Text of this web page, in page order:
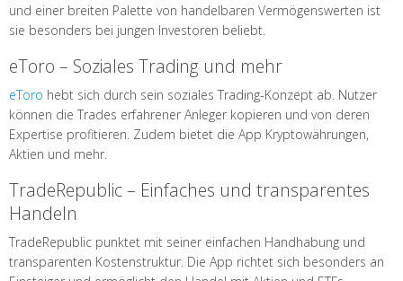
und einer breiten Palette von handelbaren Vermögenswerten ist
sie besonders bei jungen Investoren beliebt.
eToro – Soziales Trading und mehr
eToro hebt sich durch sein soziales Trading-Konzept ab. Nutzer
können die Trades erfahrener Anleger kopieren und von deren
Expertise profitieren. Zudem bietet die App Kryptowährungen,
Aktien und mehr.
TradeRepublic – Einfaches und transparentes
Handeln
TradeRepublic punktet mit seiner einfachen Handhabung und
transparenten Kostenstruktur. Die App richtet sich besonders an